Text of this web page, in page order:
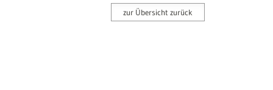
zur Übersicht zurück